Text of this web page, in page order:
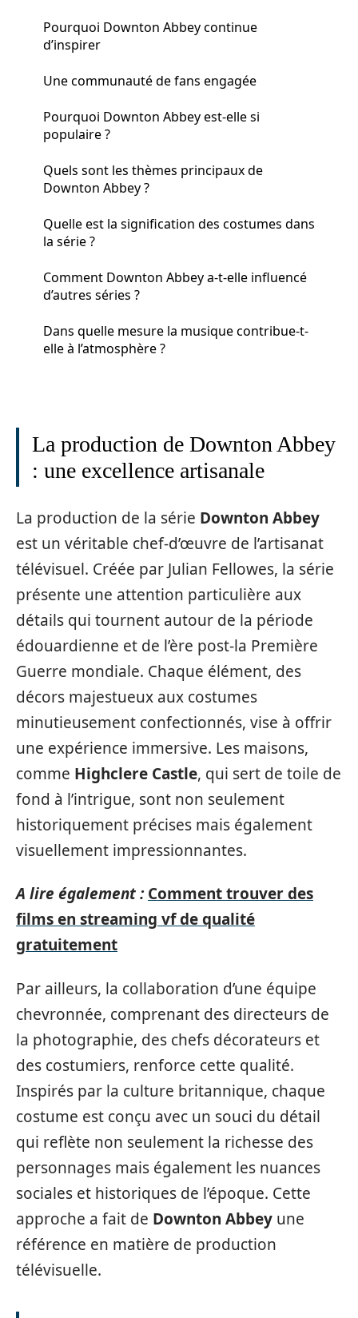
Pourquoi Downton Abbey continue
d’inspirer
Une communauté de fans engagée
Pourquoi Downton Abbey est-elle si
populaire ?
Quels sont les thèmes principaux de
Downton Abbey ?
Quelle est la signification des costumes dans
la série ?
Comment Downton Abbey a-t-elle influencé
d’autres séries ?
Dans quelle mesure la musique contribue-t-
elle à l’atmosphère ?
La production de Downton Abbey
: une excellence artisanale
La production de la série Downton Abbey
est un véritable chef-d’œuvre de l’artisanat
télévisuel. Créée par Julian Fellowes, la série
présente une attention particulière aux
détails qui tournent autour de la période
édouardienne et de l’ère post-la Première
Guerre mondiale. Chaque élément, des
décors majestueux aux costumes
minutieusement confectionnés, vise à offrir
une expérience immersive. Les maisons,
comme Highclere Castle, qui sert de toile de
fond à l’intrigue, sont non seulement
historiquement précises mais également
visuellement impressionnantes.
A lire également : Comment trouver des
films en streaming vf de qualité
gratuitement
Par ailleurs, la collaboration d’une équipe
chevronnée, comprenant des directeurs de
la photographie, des chefs décorateurs et
des costumiers, renforce cette qualité.
Inspirés par la culture britannique, chaque
costume est conçu avec un souci du détail
qui reflète non seulement la richesse des
personnages mais également les nuances
sociales et historiques de l’époque. Cette
approche a fait de Downton Abbey une
référence en matière de production
télévisuelle.